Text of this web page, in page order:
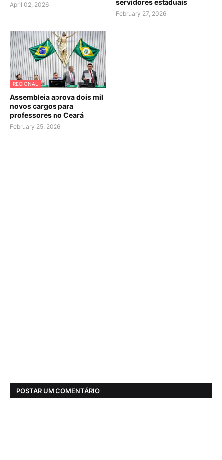
April 02, 2026 servidores estaduais
February 27, 2026
REGIONAL
Assembleia aprova dois mil
novos cargos para
professores no Ceará
February 25, 2026
POSTAR UM COMENTÁRIO